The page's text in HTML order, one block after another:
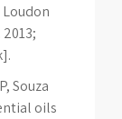
Loudon
Souza
oils